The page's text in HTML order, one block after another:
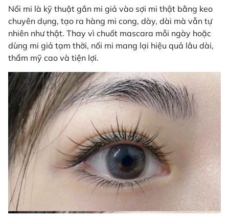
Nối mi là kỹ thuật gắn mi giả vào sợi mi thật bằng keo
chuyên dụng, tạo ra hàng mi cong, dày, dài mà vẫn tự
nhiên như thật. Thay vì chuốt mascara mỗi ngày hoặc
dùng mi giả tạm thời, nối mi mang lại hiệu quả lâu dài,
thẩm mỹ cao và tiện lợi.